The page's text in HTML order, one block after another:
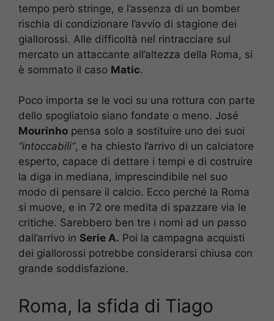
tempo però stringe, e l’assenza di un bomber
rischia di condizionare l’avvio di stagione dei
giallorossi. Alle difficoltà nel rintracciare sul
mercato un attaccante all’altezza della Roma, si
è sommato il caso Matic.
Poco importa se le voci su una rottura con parte
dello spogliatoio siano fondate o meno. José
Mourinho pensa solo a sostituire uno dei suoi
“intoccabili”, e ha chiesto l’arrivo di un calciatore
esperto, capace di dettare i tempi e di costruire
la diga in mediana, imprescindibile nel suo
modo di pensare il calcio. Ecco perché la Roma
si muove, e in 72 ore medita di spazzare via le
critiche. Sarebbero ben tre i nomi ad un passo
dall’arrivo in Serie A. Poi la campagna acquisti
dei giallorossi potrebbe considerarsi chiusa con
grande soddisfazione.
Roma, la sfida di Tiago